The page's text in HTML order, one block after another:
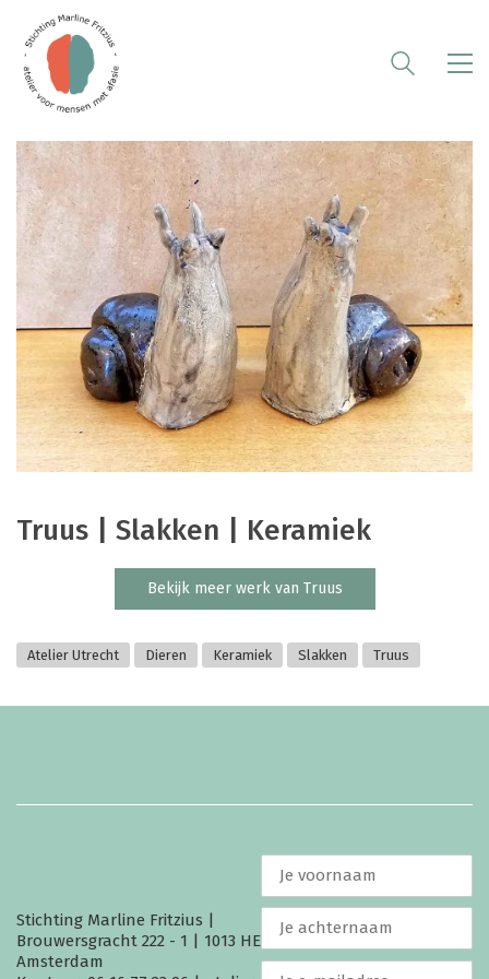
Truus | Slakken | Keramiek
Bekijk meer werk van Truus
Atelier Utrecht Dieren Keramiek Slakken Truus
Stichting Marline Fritzius |
Brouwersgracht 222 - 1 | 1013 HE
Amsterdam